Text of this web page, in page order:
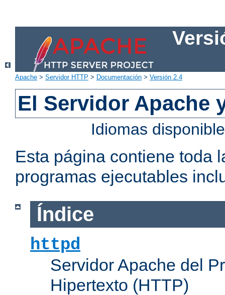
Apache > Servidor HTTP > Documentación > Versión 2.4
El Servidor Apache
Idiomas
Esta página contiene toda
programas ejecutables
Índice
httpd
Servidor Apache del
Hipertexto (HTTP)